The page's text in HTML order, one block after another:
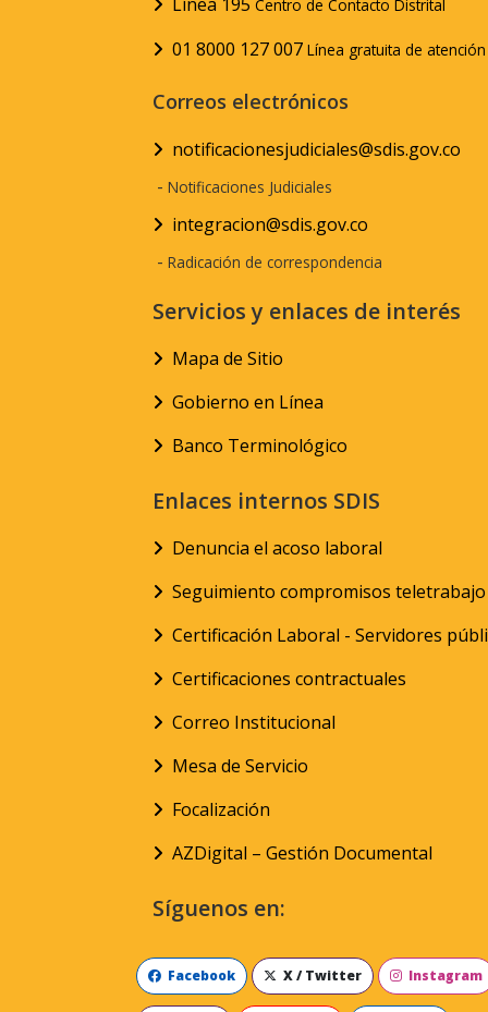
Centro de Contacto Distrital
01 8000 127 007 Línea gratuita de
Correos electrónicos
notificacionesjudiciales@sdis.gov.co
- Notificaciones Judiciales
integracion@sdis.gov.co
- Radicación de correspondencia
Servicios y enlaces de interés
Mapa de Sitio
Gobierno en Línea
Banco Terminológico
Enlaces internos SDIS
Denuncia el acoso laboral
Seguimiento compromisos teletrabajo
Certificación Laboral - Servidores
Certificaciones contractuales
Correo Institucional
Mesa de Servicio
Focalización
AZDigital – Gestión Documental
Síguenos en:
Facebook X / Twitter Instagram